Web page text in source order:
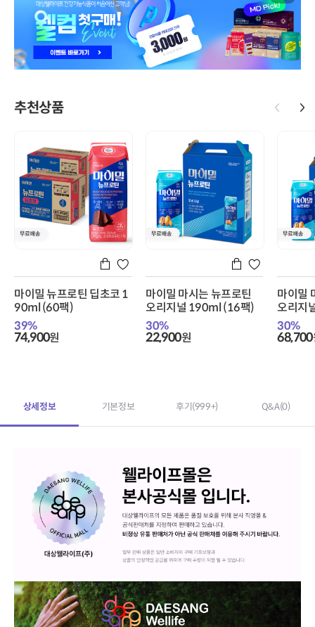
추천상품
마이밀 뉴프로틴 딥초코 1
90ml (60팩)
39%
74,900원
마이밀 마시는 뉴프로틴
오리지널 190ml (16팩)
30%
22,900원
마이밀
오리지
30%
68,700
상세정보 기본정보 후기(999+) Q&A(0)